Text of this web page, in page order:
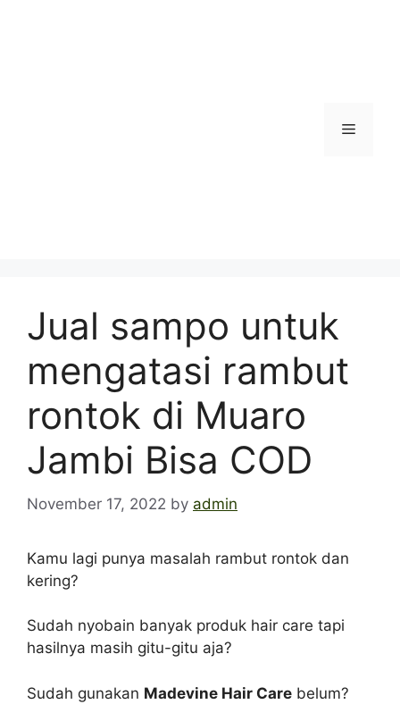
Menu
Jual sampo untuk
mengatasi rambut
rontok di Muaro
Jambi Bisa COD
November 17, 2022 by admin
Kamu lagi punya masalah rambut rontok dan
kering?
Sudah nyobain banyak produk hair care tapi
hasilnya masih gitu-gitu aja?
Sudah gunakan Madevine Hair Care belum?